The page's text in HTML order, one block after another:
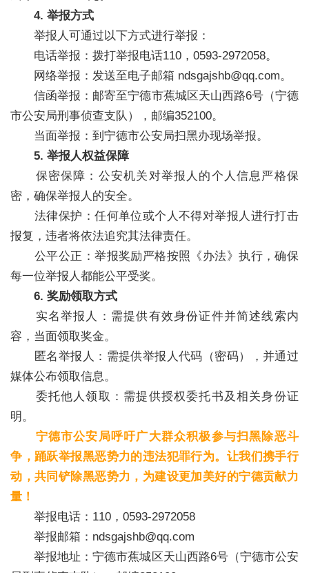
4. 举报方式
举报人可通过以下方式进行举报：
电话举报：拨打举报电话110，0593-2972058。
网络举报：发送至电子邮箱 ndsgajshb@qq.com。
信函举报：邮寄至宁德市蕉城区天山西路6号（宁德
市公安局刑事侦查支队），邮编352100。
当面举报：到宁德市公安局扫黑办现场举报。
5. 举报人权益保障
保密保障：公安机关对举报人的个人信息严格保
密，确保举报人的安全。
法律保护：任何单位或个人不得对举报人进行打击
报复，违者将依法追究其法律责任。
公平公正：举报奖励严格按照《办法》执行，确保
每一位举报人都能公平受奖。
6. 奖励领取方式
实名举报人：需提供有效身份证件并简述线索内
容，当面领取奖金。
匿名举报人：需提供举报人代码（密码），并通过
媒体公布领取信息。
委托他人领取：需提供授权委托书及相关身份证
明。
宁德市公安局呼吁广大群众积极参与扫黑除恶斗
争，踊跃举报黑恶势力的违法犯罪行为。让我们携手行
动，共同铲除黑恶势力，为建设更加美好的宁德贡献力
量！
举报电话：110，0593-2972058
举报邮箱：ndsgajshb@qq.com
举报地址：宁德市蕉城区天山西路6号（宁德市公安